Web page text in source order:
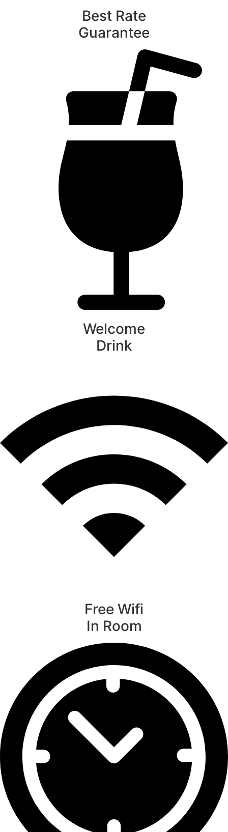
Best Rate
Guarantee
Welcome
Drink
Free Wifi
In Room